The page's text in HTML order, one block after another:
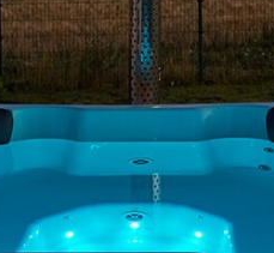
ist die
weiblichen
von
mit
Der
April 6, 2020
Was ist